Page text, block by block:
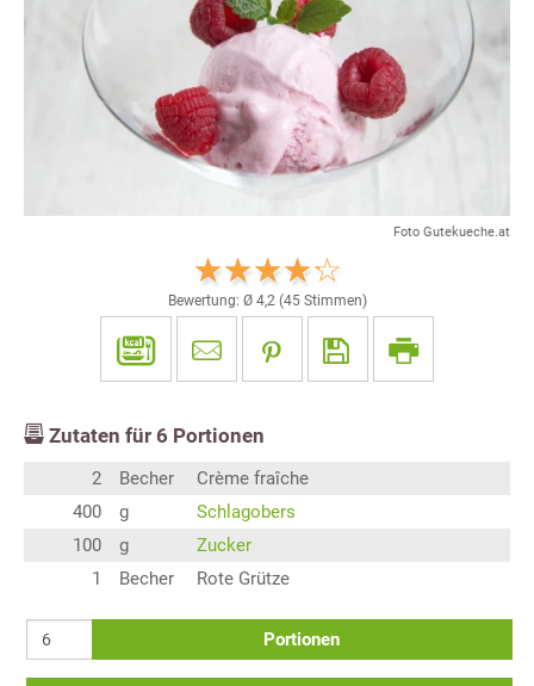
Foto Gutekueche.at
Bewertung: Ø 4,2(45Stimmen)
Zutaten für 6 Portionen
2 Becher
Crème fraîche
400
g
Schlagobers
100
g
Zucker
1
Becher Rote Grütze
Portionen